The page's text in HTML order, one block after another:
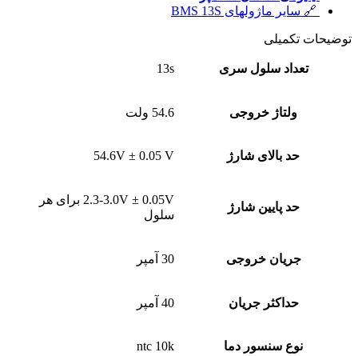
🔗 سایر ماژولهای BMS 13S
توضیحات تکمیلی
تعداد سلول سری 13s
ولتاژ خروجی 54.6 ولت
حد بالای شارژ 54.6V ± 0.05 V
حد پایین شارژ
2.3-3.0V ± 0.05V برای هر
سلول
جریان خروجی 30 آمپر
حداکثر جریان 40 آمپر
نوع سنسور دما ntc 10k